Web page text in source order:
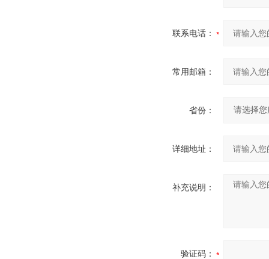
联系电话：
常用邮箱：
省份：
详细地址：
补充说明：
验证码：